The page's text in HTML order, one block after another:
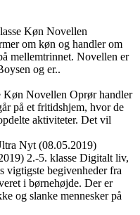
Køn Novellen
om køn og handler om
mellemtrinnet. Novellen er
og er..
Køn Novellen Oprør handler
på et fritidshjem, hvor de
aktiviteter. Det vil
Nyt (08.05.2019)
2.-5. klasse Digitalt liv,
vigtigste begivenheder fra
i børnehøjde. Der er
og slanke mennesker på